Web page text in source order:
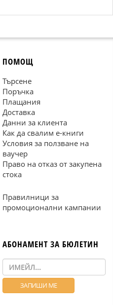
ПОМОЩ
Търсене
Поръчка
Плащания
Доставка
Данни за клиента
Как да свалим е-книги
Условия за ползване на
ваучер
Право на отказ от закупена
стока
Правилници за
промоционални кампании
АБОНАМЕНТ ЗА БЮЛЕТИН